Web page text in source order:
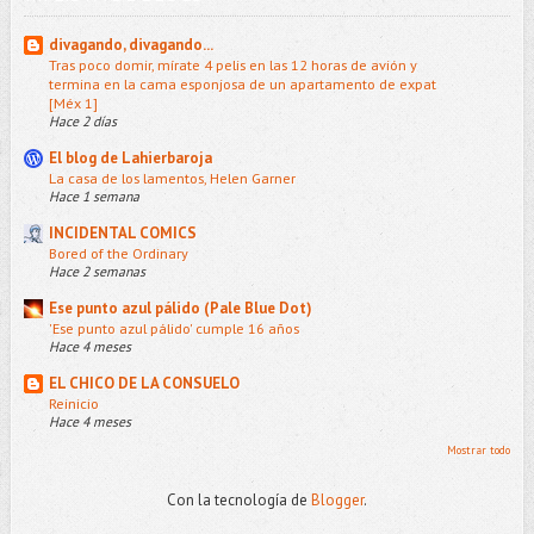
divagando, divagando...
Tras poco domir, mírate 4 pelis en las 12 horas de avión y
termina en la cama esponjosa de un apartamento de expat
[Méx 1]
Hace 2 días
El blog de Lahierbaroja
La casa de los lamentos, Helen Garner
Hace 1 semana
INCIDENTAL COMICS
Bored of the Ordinary
Hace 2 semanas
Ese punto azul pálido (Pale Blue Dot)
'Ese punto azul pálido' cumple 16 años
Hace 4 meses
EL CHICO DE LA CONSUELO
Reinicio
Hace 4 meses
Mostrar todo
Con la tecnología de Blogger.